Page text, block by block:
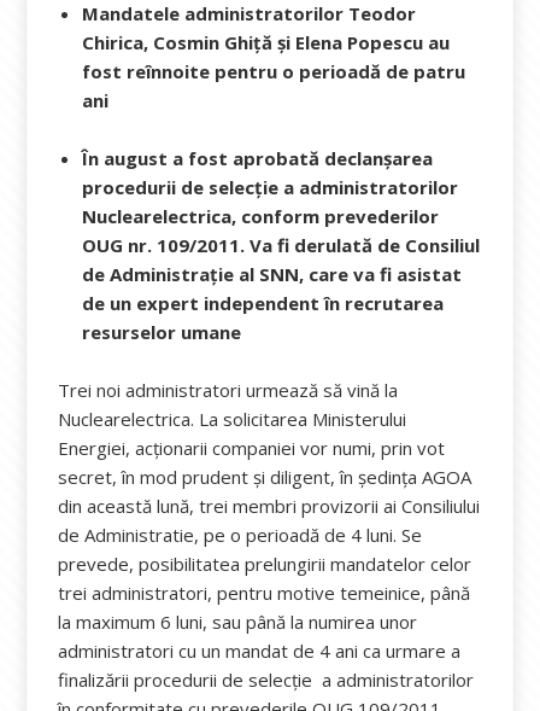
Mandatele administratorilor Teodor
Chirica, Cosmin Ghiță și Elena Popescu au
fost reînnoite pentru o perioadă de patru
ani
În august a fost aprobată declanșarea
procedurii de selecție a administratorilor
Nuclearelectrica, conform prevederilor
OUG nr. 109/2011. Va fi derulată de Consiliul
de Administrație al SNN, care va fi asistat
de un expert independent în recrutarea
resurselor umane
Trei noi administratori urmează să vină la
Nuclearelectrica. La solicitarea Ministerului
Energiei, acționarii companiei vor numi, prin vot
secret, în mod prudent și diligent, în ședința AGOA
din această lună, trei membri provizorii ai Consiliului
de Administratie, pe o perioadă de 4 luni. Se
prevede, posibilitatea prelungirii mandatelor celor
trei administratori, pentru motive temeinice, până
la maximum 6 luni, sau până la numirea unor
administratori cu un mandat de 4 ani ca urmare a
finalizării procedurii de selecție a administratorilor